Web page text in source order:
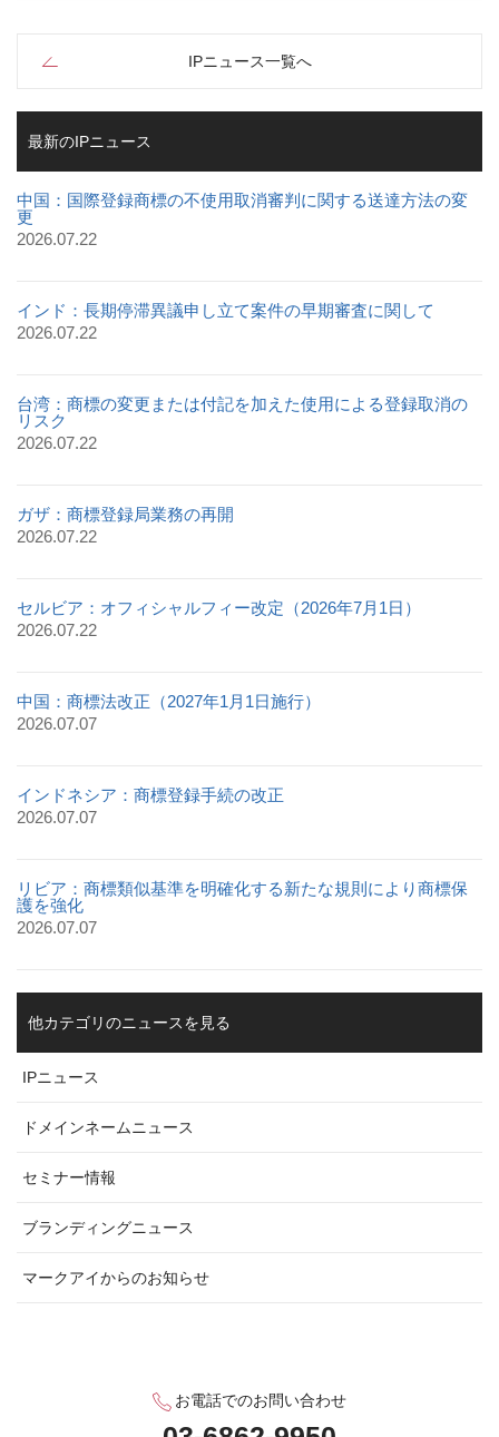
IPニュース一覧へ
最新のIPニュース
中国：国際登録商標の不使用取消審判に関する送達方法の変
更
2026.07.22
インド：長期停滞異議申し立て案件の早期審査に関して
2026.07.22
台湾：商標の変更または付記を加えた使用による登録取消の
リスク
2026.07.22
ガザ：商標登録局業務の再開
2026.07.22
セルビア：オフィシャルフィー改定（2026年7月1日）
2026.07.22
中国：商標法改正（2027年1月1日施行）
2026.07.07
インドネシア：商標登録手続の改正
2026.07.07
リビア：商標類似基準を明確化する新たな規則により商標保
護を強化
2026.07.07
他カテゴリのニュースを見る
IPニュース
ドメインネームニュース
セミナー情報
ブランディングニュース
マークアイからのお知らせ
お電話でのお問い合わせ